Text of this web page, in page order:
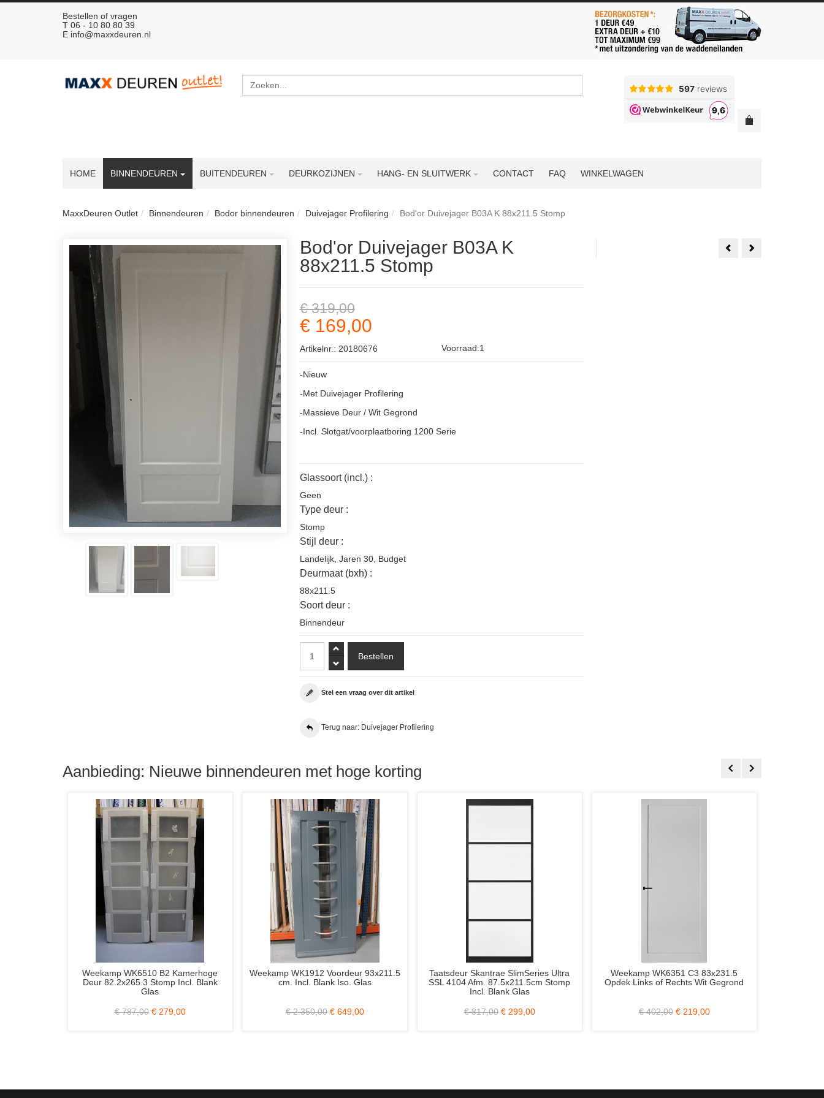
Bestellen of vragen
T 06 - 10 80 80 39
E info@maxxdeuren.nl
Zoeken
HOME BINNENDEUREN BUITENDEUREN DEURKOZIJNEN HANG- EN SLUITWERK CONTACT FAQ WINKELWAGEN
MaxxDeuren Outlet Binnendeuren Bodor binnendeuren Duivejager Profilering Bod'or Duivejager B03A K 88x211.5 Stomp
Bod'or Duivejager B03A K
88x211.5 Stomp
€ 319,00
€ 169,00
Voorraad:1
Artikelnr.: 20180676
-Nieuw
-Met Duivejager Profilering
-Massieve Deur / Wit Gegrond
-Incl. Slotgat/voorplaatboring 1200 Serie
Glassoort (incl.) :
Geen
Type deur :
Stomp
Stijl deur :
Landelijk, Jaren 30, Budget
Deurmaat (bxh) :
88x211.5
Soort deur :
Binnendeur
Stel een vraag over dit artikel
Terug naar: Duivejager Profilering
Bod'or Bod'or
Aanbieding: Nieuwe binnendeuren met hoge korting
Weekamp WK6510 B2 Kamerhoge
Deur 82.2x265.3 Stomp Incl. Blank
€ 279,00
Weekamp WK1912 Voordeur 93x211.5
cm. Incl. Blank Iso. Glas
€ 649,00
Taatsdeur Skantrae SlimSeries Ultra
SSL 4104 Afm. 87.5x211.5cm Stomp
€ 299,00
Weekamp WK6351 C3 83x231.5
Opdek Links of Rechts Wit Gegrond
€ 219,00
Weekamp WK048 XL
Balkondeur BW89 88x234